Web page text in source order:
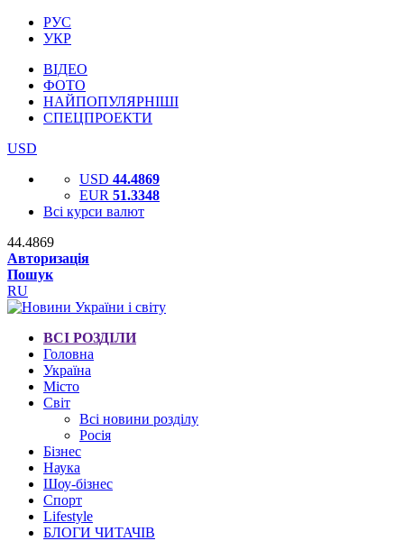
РУС
УКР
ВІДЕО
ФОТО
НАЙПОПУЛЯРНІШІ
СПЕЦПРОЕКТИ
USD
USD 44.4869
EUR 51.3348
Всі курси валют
44.4869
Авторизація
Пошук
RU
ВСІ РОЗДІЛИ
Головна
Україна
Місто
Світ
Всі новини розділу
Росія
Бізнес
Наука
Шоу-бізнес
Спорт
Lifestyle
БЛОГИ ЧИТАЧІВ